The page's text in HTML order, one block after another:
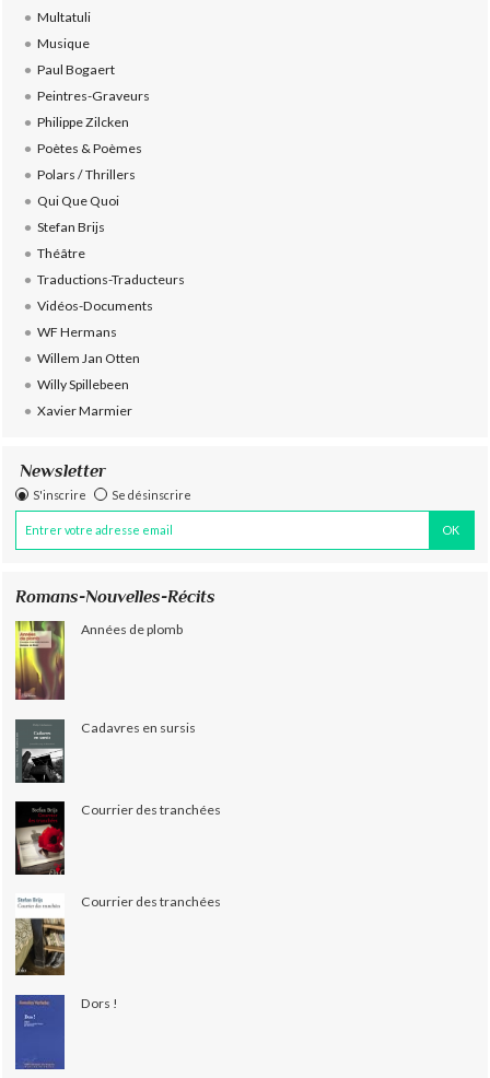
Multatuli
Musique
Paul Bogaert
Peintres-Graveurs
Philippe Zilcken
Poètes & Poèmes
Polars / Thrillers
Qui Que Quoi
Stefan Brijs
Théâtre
Traductions-Traducteurs
Vidéos-Documents
WF Hermans
Willem Jan Otten
Willy Spillebeen
Xavier Marmier
Newsletter
S'inscrire Se désinscrire
Romans-Nouvelles-Récits
Années de plomb
Cadavres en sursis
Courrier des tranchées
Courrier des tranchées
Dors !